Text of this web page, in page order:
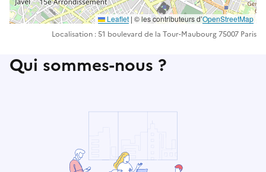
Leaflet | ©️️ les contributeurs d’OpenStreetMap
Localisation : 51 boulevard de la Tour-Maubourg 75007 Paris
Qui sommes-nous ?